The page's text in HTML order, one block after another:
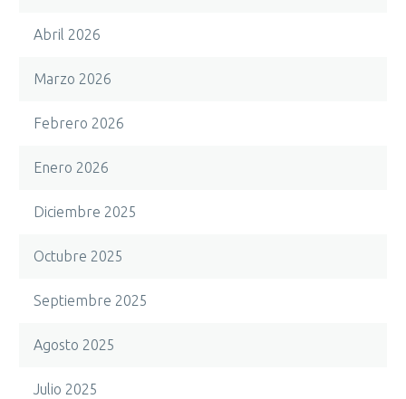
Abril 2026
Marzo 2026
Febrero 2026
Enero 2026
Diciembre 2025
Octubre 2025
Septiembre 2025
Agosto 2025
Julio 2025